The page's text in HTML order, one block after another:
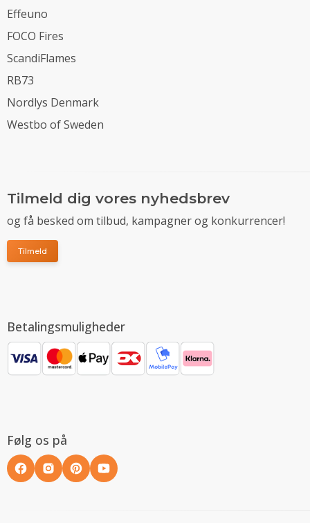
Effeuno
FOCO Fires
ScandiFlames
RB73
Nordlys Denmark
Westbo of Sweden
Tilmeld dig vores nyhedsbrev
og få besked om tilbud, kampagner og konkurrencer!
Tilmeld
Betalingsmuligheder
Følg os på